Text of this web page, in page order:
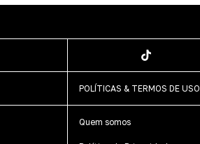
POLÍTICAS & TERMOS DE USO
Quem somos